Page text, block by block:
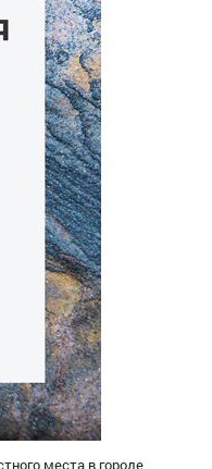
места в городе